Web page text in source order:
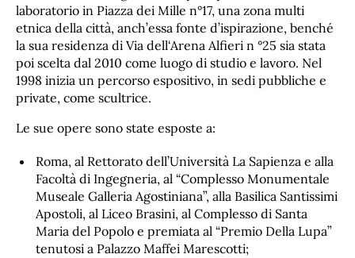
laboratorio in Piazza dei Mille n°17, una zona multi
etnica della città, anch’essa fonte d’ispirazione, benché
la sua residenza di Via dell‘Arena Alfieri n °25 sia stata
poi scelta dal 2010 come luogo di studio e lavoro. Nel
1998 inizia un percorso espositivo, in sedi pubbliche e
private, come scultrice.
Le sue opere sono state esposte a:
Roma, al Rettorato dell’Università La Sapienza e alla
Facoltà di Ingegneria, al “Complesso Monumentale
Museale Galleria Agostiniana”, alla Basilica Santissimi
Apostoli, al Liceo Brasini, al Complesso di Santa
Maria del Popolo e premiata al “Premio Della Lupa”
tenutosi a Palazzo Maffei Marescotti;